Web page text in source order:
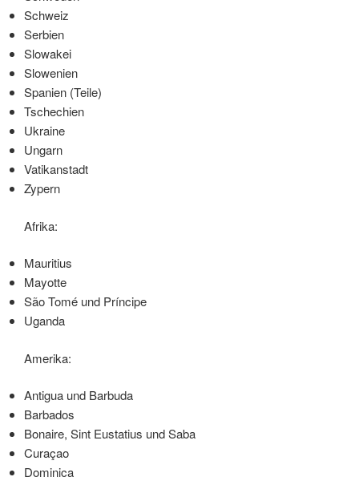
Schweiz
Serbien
Slowakei
Slowenien
Spanien (Teile)
Tschechien
Ukraine
Ungarn
Vatikanstadt
Zypern
Afrika:
Mauritius
Mayotte
São Tomé und Príncipe
Uganda
Amerika:
Antigua und Barbuda
Barbados
Bonaire, Sint Eustatius und Saba
Curaçao
Dominica